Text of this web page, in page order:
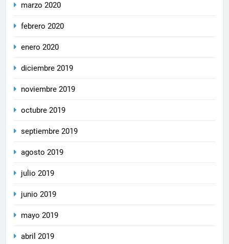
marzo 2020
febrero 2020
enero 2020
diciembre 2019
noviembre 2019
octubre 2019
septiembre 2019
agosto 2019
julio 2019
junio 2019
mayo 2019
abril 2019